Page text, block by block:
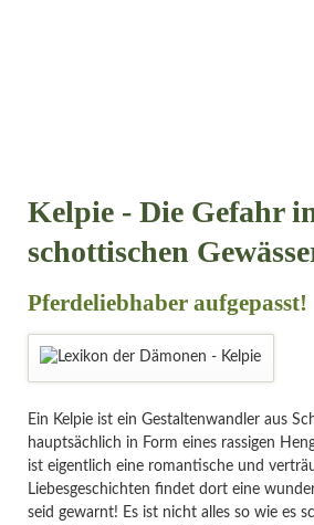
Kelpie - Die Gefahr
schottischen
Pferdeliebhaber aufgepasst!
Ein Kelpie ist ein Gestaltenwandler aus
hauptsächlich in Form eines rassigen
ist eigentlich eine romantische und
Liebesgeschichten findet dort eine
seid gewarnt! Es ist nicht alles so wie es